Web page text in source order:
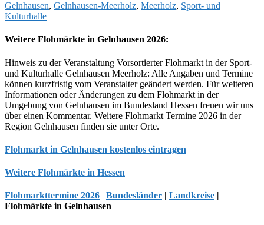
Gelnhausen, Gelnhausen-Meerholz, Meerholz, Sport- und
Kulturhalle
Weitere Flohmärkte in Gelnhausen 2026:
Hinweis zu der Veranstaltung Vorsortierter Flohmarkt in der Sport-
und Kulturhalle Gelnhausen Meerholz: Alle Angaben und Termine
können kurzfristig vom Veranstalter geändert werden. Für weiteren
Informationen oder Änderungen zu dem Flohmarkt in der
Umgebung von Gelnhausen im Bundesland Hessen freuen wir uns
über einen Kommentar. Weitere Flohmarkt Termine 2026 in der
Region Gelnhausen finden sie unter Orte.
Flohmarkt in Gelnhausen kostenlos eintragen
Weitere Flohmärkte in Hessen
Flohmarkttermine 2026 | Bundesländer | Landkreise |
Flohmärkte in Gelnhausen